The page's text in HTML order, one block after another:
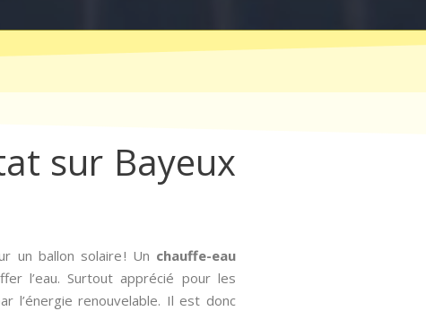
sur Bayeux
un ballon solaire ! Un chauffe-eau
l’eau. Surtout apprécié pour les
l’énergie renouvelable. Il est donc